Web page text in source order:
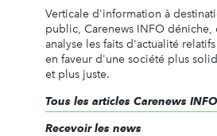
Verticale d'information à
public, Carenews INFO déniche,
analyse les faits d'actualité
en faveur d'une société plus
et plus juste.
Tous les articles Carenews INFO
Recevoir les news